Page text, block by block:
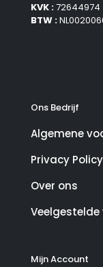
KVK :72644974
BTW :
Ons Bedrijf
Algemene
Privacy Policy
Over ons
Mijn Account